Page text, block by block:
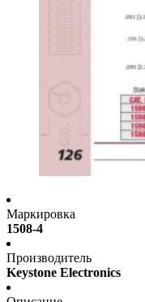
Маркировка
1508-4
Производитель
Keystone Electronics